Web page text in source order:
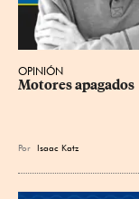
OPINIÓN
Motores apagados
Por Isaac Katz